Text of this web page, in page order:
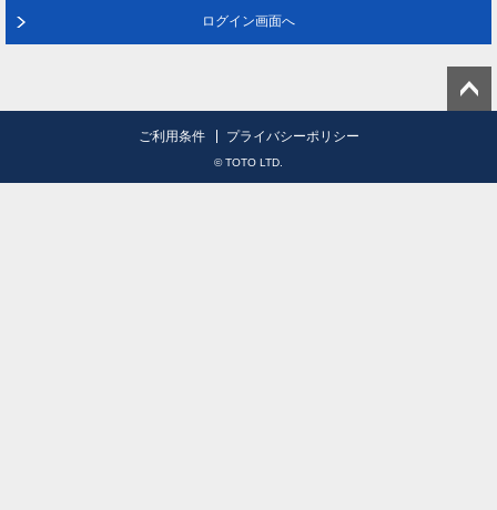
ログイン画面へ
ご利用条件 プライバシーポリシー
© TOTO LTD.